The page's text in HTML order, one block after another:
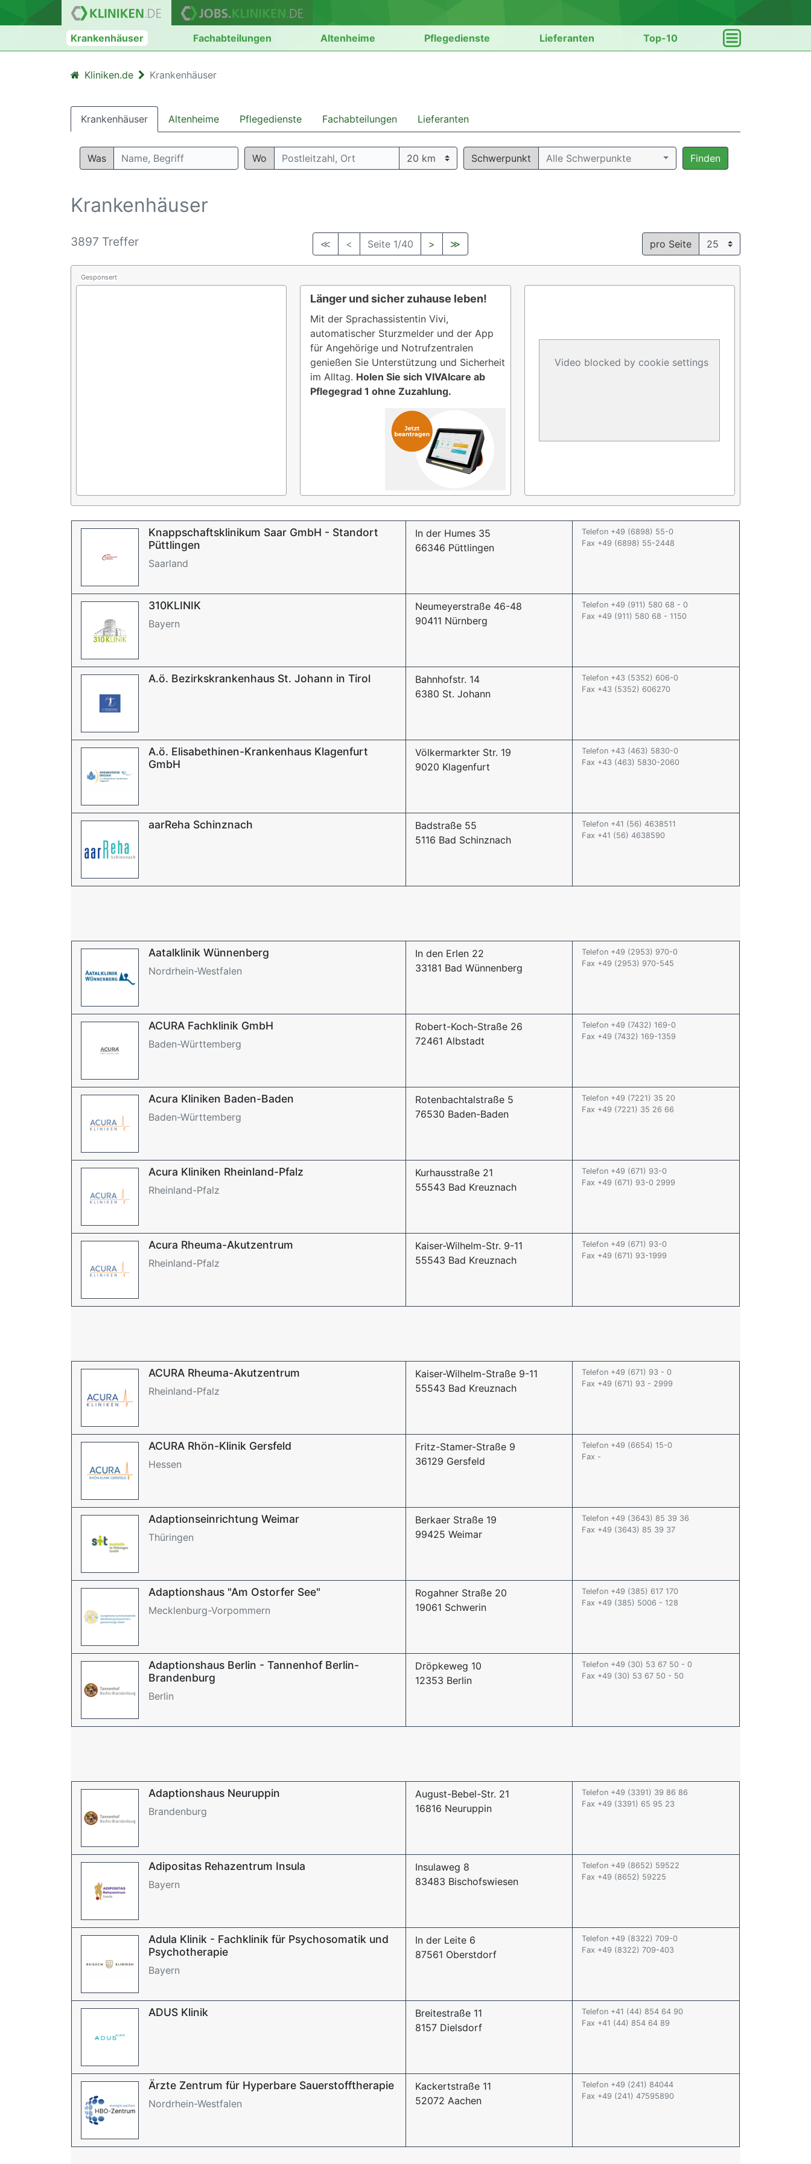
Krankenhäuser Fachabteilungen Altenheime Pflegedienste Lieferanten Top-10
Kliniken.de Krankenhäuser
Krankenhäuser Altenheime Pflegedienste Fachabteilungen Lieferanten
Was Wo Schwerpunkt Alle Schwerpunkte Finden
Krankenhäuser
3897 Treffer ≪ < Seite 1/40 > ≫ pro Seite
Gesponsert
Länger und sicher zuhause leben!
Mit der Sprachassistentin Vivi,
automatischer Sturzmelder und der App
für Angehörige und Notrufzentralen
genießen Sie Unterstützung und Sicherheit
im Alltag. Holen Sie sich VIVAIcare ab
Pflegegrad 1 ohne Zuzahlung.
Video blocked by cookie settings
Knappschaftsklinikum Saar GmbH - Standort
Püttlingen
Saarland
In der Humes 35
66346 Püttlingen
Telefon +49 (6898) 55-0
Fax +49 (6898) 55-2448
310KLINIK
Bayern
Neumeyerstraße 46-48
90411 Nürnberg
Telefon +49 (911) 580 68 - 0
Fax +49 (911) 580 68 - 1150
A.ö. Bezirkskrankenhaus St. Johann in Tirol
Bahnhofstr. 14
6380 St. Johann
Telefon +43 (5352) 606-0
Fax +43 (5352) 606270
A.ö. Elisabethinen-Krankenhaus Klagenfurt
GmbH
Völkermarkter Str. 19
9020 Klagenfurt
Telefon +43 (463) 5830-0
Fax +43 (463) 5830-2060
aarReha Schinznach
Badstraße 55
5116 Bad Schinznach
Telefon +41 (56) 4638511
Fax +41 (56) 4638590
Aatalklinik Wünnenberg
Nordrhein-Westfalen
In den Erlen 22
33181 Bad Wünnenberg
Telefon +49 (2953) 970-0
Fax +49 (2953) 970-545
ACURA Fachklinik GmbH
Baden-Württemberg
Robert-Koch-Straße 26
72461 Albstadt
Telefon +49 (7432) 169-0
Fax +49 (7432) 169-1359
Acura Kliniken Baden-Baden
Baden-Württemberg
Rotenbachtalstraße 5
76530 Baden-Baden
Telefon +49 (7221) 35 20
Fax +49 (7221) 35 26 66
Acura Kliniken Rheinland-Pfalz
Rheinland-Pfalz
Kurhausstraße 21
55543 Bad Kreuznach
Telefon +49 (671) 93-0
Fax +49 (671) 93-0 2999
Acura Rheuma-Akutzentrum
Rheinland-Pfalz
Kaiser-Wilhelm-Str. 9-11
55543 Bad Kreuznach
Telefon +49 (671) 93-0
Fax +49 (671) 93-1999
ACURA Rheuma-Akutzentrum
Rheinland-Pfalz
Kaiser-Wilhelm-Straße 9-11
55543 Bad Kreuznach
Telefon +49 (671) 93 - 0
Fax +49 (671) 93 - 2999
ACURA Rhön-Klinik Gersfeld
Hessen
Fritz-Stamer-Straße 9
36129 Gersfeld
Telefon +49 (6654) 15-0
Fax -
Adaptionseinrichtung Weimar
Thüringen
Berkaer Straße 19
99425 Weimar
Telefon +49 (3643) 85 39 36
Fax +49 (3643) 85 39 37
Adaptionshaus "Am Ostorfer See"
Mecklenburg-Vorpommern
Rogahner Straße 20
19061 Schwerin
Telefon +49 (385) 617 170
Fax +49 (385) 5006 - 128
Adaptionshaus Berlin - Tannenhof Berlin-
Brandenburg
Berlin
Dröpkeweg 10
12353 Berlin
Telefon +49 (30) 53 67 50 - 0
Fax +49 (30) 53 67 50 - 50
Adaptionshaus Neuruppin
Brandenburg
August-Bebel-Str. 21
16816 Neuruppin
Telefon +49 (3391) 39 86 86
Fax +49 (3391) 65 95 23
Adipositas Rehazentrum Insula
Bayern
Insulaweg 8
83483 Bischofswiesen
Telefon +49 (8652) 59522
Fax +49 (8652) 59225
Adula Klinik - Fachklinik für Psychosomatik und
Psychotherapie
Bayern
In der Leite 6
87561 Oberstdorf
Telefon +49 (8322) 709-0
Fax +49 (8322) 709-403
ADUS Klinik
Breitestraße 11
8157 Dielsdorf
Telefon +41 (44) 854 64 90
Fax +41 (44) 854 64 89
Ärzte Zentrum für Hyperbare Sauerstofftherapie
Nordrhein-Westfalen
Kackertstraße 11
52072 Aachen
Telefon +49 (241) 84044
Fax +49 (241) 47595890